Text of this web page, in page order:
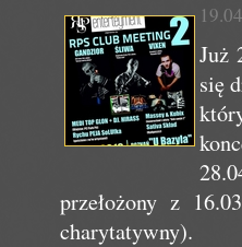
Już
się
przełożony z
charytatywny).